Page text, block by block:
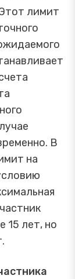
лимит
В
на
15 лет, но